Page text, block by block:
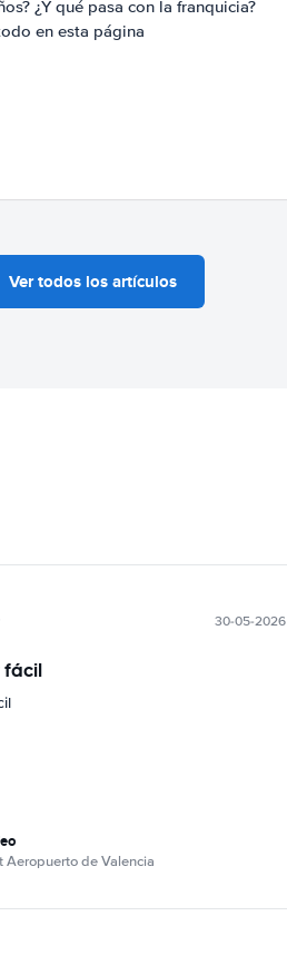
¿Y qué pasa con la franquicia?
en esta página
Ver todos los artículos
30-05-2026
fácil
Aeropuerto de Valencia